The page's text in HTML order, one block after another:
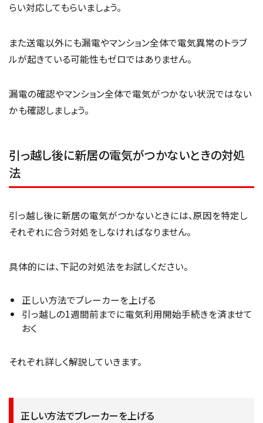
らい対応してもらいましょう。
また送電以外にも漏電やマンション全体で電気異常のトラブ
ルが起きている可能性もゼロではありません。
漏電の確認やマンション全体で電気がつかない状況ではない
かも確認しましょう。
引っ越し後に新居の電気がつかないときの対処
法
引っ越し後に新居の電気がつかないときには、原因を特定し
それぞれに合う対処をしなければなりません。
具体的には、下記の対処法をお試しください。
正しい方法でブレーカーを上げる
引っ越しの1週間前までに電気利用開始手続きを済ませて
おく
それぞれ詳しく解説していきます。
正しい方法でブレーカーを上げる